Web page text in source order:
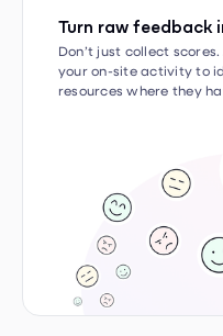
your on-site activity to
resources where they